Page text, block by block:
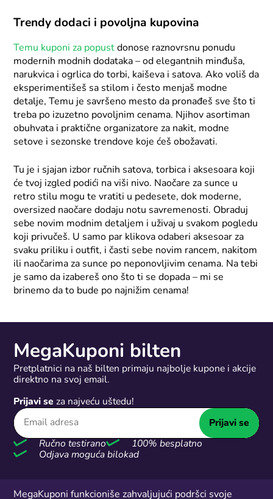
Trendy dodaci i povoljna kupovina
Temu kuponi za popust donose raznovrsnu ponudu
modernih modnih dodataka – od elegantnih minđuša,
narukvica i ogrlica do torbi, kaiševa i satova. Ako voliš da
eksperimentišeš sa stilom i često menjaš modne
detalje, Temu je savršeno mesto da pronađeš sve što ti
treba po izuzetno povoljnim cenama. Njihov asortiman
obuhvata i praktične organizatore za nakit, modne
setove i sezonske trendove koje ćeš obožavati.
Tu je i sjajan izbor ručnih satova, torbica i aksesoara koji
će tvoj izgled podići na viši nivo. Naočare za sunce u
retro stilu mogu te vratiti u pedesete, dok moderne,
oversized naočare dodaju notu savremenosti. Obraduj
sebe novim modnim detaljem i uživaj u svakom pogledu
koji privučeš. U samo par klikova odaberi aksesoar za
svaku priliku i outfit, i časti sebe novim rancem, nakitom
ili naočarima za sunce po neponovljivim cenama. Na tebi
je samo da izabereš ono što ti se dopada – mi se
brinemo da to bude po najnižim cenama!
MegaKuponi bilten
Pretplatnici na naš bilten primaju najbolje kupone i akcije
direktno na svoj email.
Prijavi se za najveću uštedu!
Prijavi se
Ručno testirano
100% besplatno
Odjava moguća bilokad
MegaKuponi funkcioniše zahvaljujući podršci svoje